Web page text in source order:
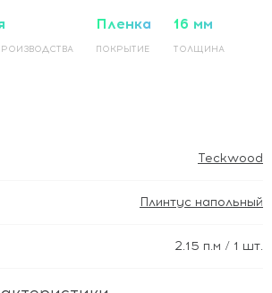
Пленка
ПОКРЫТИЕ
16 мм
ТОЛЩИНА
Teckwood
Плинтус напольный
2.15 п.м / 1 шт.